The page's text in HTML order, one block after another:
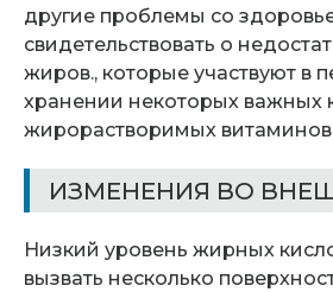
другие проблемы со
свидетельствовать о
жиров., которые участвуют в
хранении некоторых важных
жирорастворимых
ИЗМЕНЕНИЯ ВО
Низкий уровень жирных
вызвать несколько